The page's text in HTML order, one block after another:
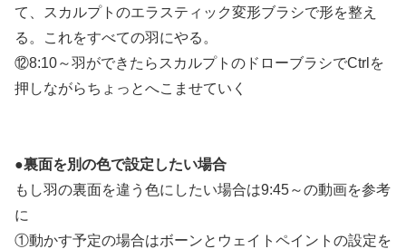
て、スカルプトのエラスティック変形ブラシで形を整え
る。これをすべての羽にやる。
⑫8:10～羽ができたらスカルプトのドローブラシでCtrlを
押しながらちょっとへこませていく
●裏面を別の色で設定したい場合
もし羽の裏面を違う色にしたい場合は9:45～の動画を参考
に
①動かす予定の場合はボーンとウェイトペイントの設定を